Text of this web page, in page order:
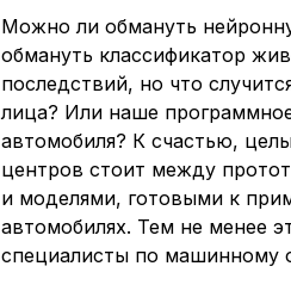
Можно ли обмануть
обмануть классификатор
последствий, но что
лица? Или наше
автомобиля? К счастью,
центров стоит между
и моделями, готовыми к
автомобилях. Тем не менее
специалисты по машинному